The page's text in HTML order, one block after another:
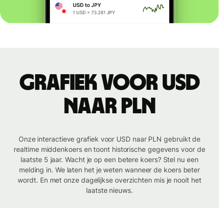
Grafiek voor USD
naar PLN
Onze interactieve grafiek voor USD naar PLN gebruikt de
realtime middenkoers en toont historische gegevens voor de
laatste 5 jaar. Wacht je op een betere koers? Stel nu een
melding in. We laten het je weten wanneer de koers beter
wordt. En met onze dagelijkse overzichten mis je nooit het
laatste nieuws.